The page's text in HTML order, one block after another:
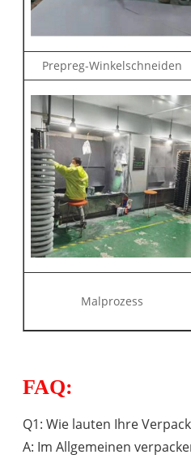
Prepreg-Winkelschneiden
Malprozess
FAQ:
Q1: Wie lauten Ihre
A: Im Allgemeinen